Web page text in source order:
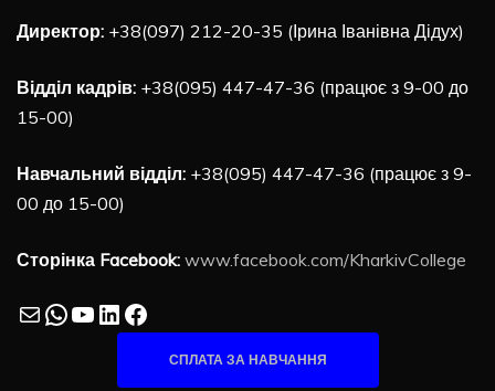
Директор: +38(097) 212-20-35 (Ірина Іванівна Дідух)
Відділ кадрів: +38(095) 447-47-36 (працює з 9-00 до
15-00)
Навчальний відділ: +38(095) 447-47-36 (працює з 9-
00 до 15-00)
Сторінка Facebook: www.facebook.com/KharkivCollege
MailWhatsApp
YouTube
LinkedIn
Facebook
СПЛАТА ЗА НАВЧАННЯ